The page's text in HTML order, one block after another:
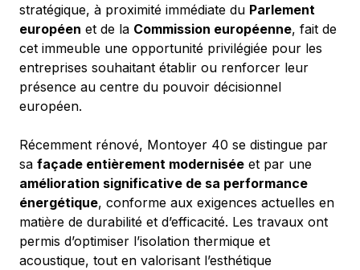
stratégique, à proximité immédiate du Parlement
européen et de la Commission européenne, fait de
cet immeuble une opportunité privilégiée pour les
entreprises souhaitant établir ou renforcer leur
présence au centre du pouvoir décisionnel
européen.
Récemment rénové, Montoyer 40 se distingue par
sa façade entièrement modernisée et par une
amélioration significative de sa performance
énergétique, conforme aux exigences actuelles en
matière de durabilité et d’efficacité. Les travaux ont
permis d’optimiser l’isolation thermique et
acoustique, tout en valorisant l’esthétique